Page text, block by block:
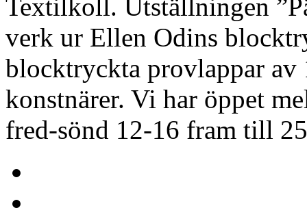
Textilkoll. Utställningen
verk ur Ellen Odins
blocktryckta provlappar av
konstnärer. Vi har öppet
fred-sönd 12-16 fram till